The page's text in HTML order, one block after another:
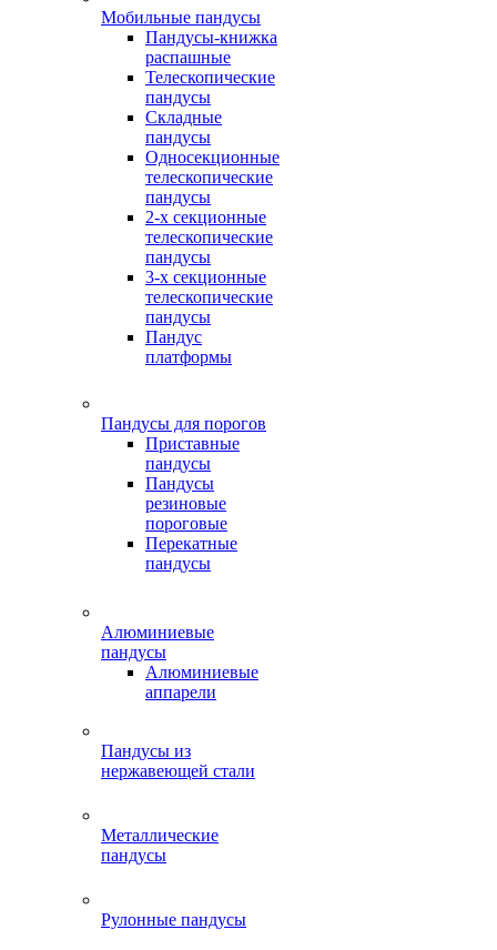
Мобильные пандусы
Пандусы-книжка
распашные
Телескопические
пандусы
Складные
пандусы
Односекционные
телескопические
пандусы
2-х секционные
телескопические
пандусы
3-х секционные
телескопические
пандусы
Пандус
платформы
Пандусы для порогов
Приставные
пандусы
Пандусы
резиновые
пороговые
Перекатные
пандусы
Алюминиевые
пандусы
Алюминиевые
аппарели
Пандусы из
нержавеющей стали
Металлические
пандусы
Рулонные пандусы